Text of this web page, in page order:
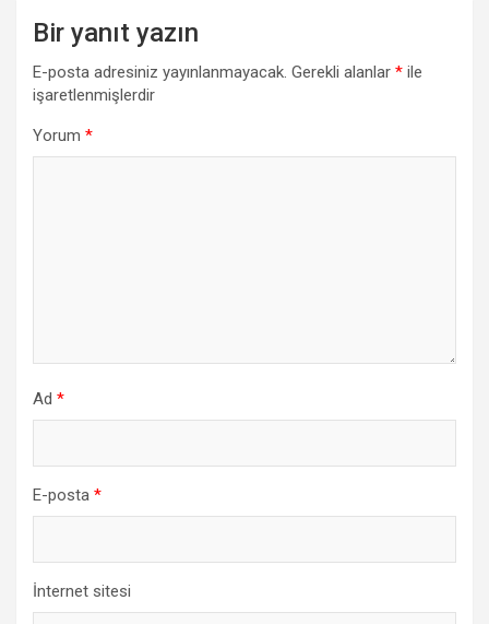
Bir yanıt yazın
E-posta adresiniz yayınlanmayacak. Gerekli alanlar * ile
işaretlenmişlerdir
Yorum *
Ad *
E-posta *
İnternet sitesi